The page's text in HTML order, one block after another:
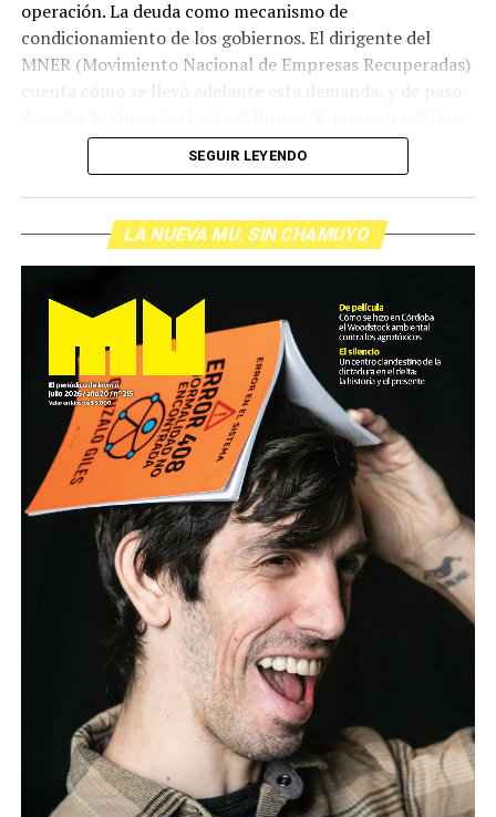
operación. La deuda como mecanismo de
condicionamiento de los gobiernos. El dirigente del
MNER (Movimiento Nacional de Empresas Recuperadas)
de cabecera Hugo López va a dar una definición
inolvidable sobre los normales y los anormales. Como
siempre, Pablo Marchetti que llega con música y con El
grito pelado.(Escuchá el programa completo)
Descargar los archivos de audio:Bloque 1/Bloque 2
Foto: Nacho Yuchark
Descargar el programa
La reproducción de este programa es libre. Sólo tenés
que mandar un mail a
infolavaca@yahoo.com.arpara
emitir todos los programas de Decí MU
SEGUIR LEYENDO
LA NUEVA MU. SIN CHAMUYO